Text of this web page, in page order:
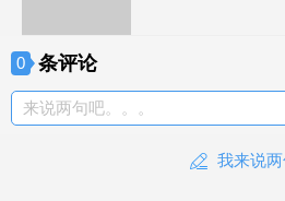
0 条评论
来说两句吧。。。
我来说两